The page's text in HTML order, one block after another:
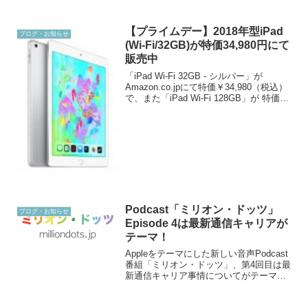
は、 です。...
ブログ・お知らせ
【プライムデー】2018年型iPad
(Wi-Fi/32GB)が特価34,980円にて
販売中
「iPad Wi-Fi 32GB - シルバー」が
Amazon.co.jpにて特価￥34,980（税込）
で、また「iPad Wi-Fi 128GB」が 特価￥
ブログ・お知らせ
Podcast「ミリオン・ドッツ」
Episode 4は最新通信キャリアが
テーマ！
Appleをテーマにした新しい音声Podcast
番組「ミリオン・ドッツ」、第4回目は最
新通信キャリア事情についてがテーマで